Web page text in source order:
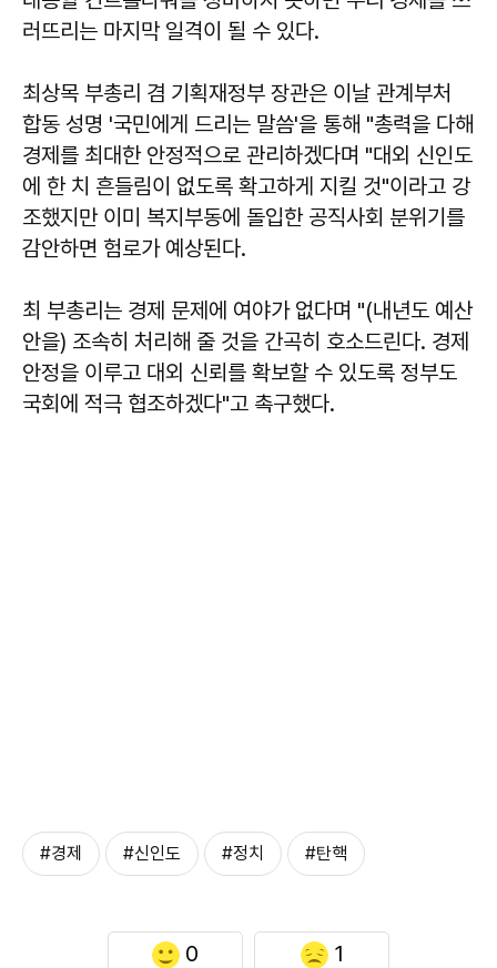
러뜨리는 마지막 일격이 될 수 있다.
최상목 부총리 겸 기획재정부 장관은 이날 관계부처
합동 성명 '국민에게 드리는 말씀'을 통해 "총력을 다해
경제를 최대한 안정적으로 관리하겠다며 "대외 신인도
에 한 치 흔들림이 없도록 확고하게 지킬 것"이라고 강
조했지만 이미 복지부동에 돌입한 공직사회 분위기를
감안하면 험로가 예상된다.
최 부총리는 경제 문제에 여야가 없다며 "(내년도 예산
안을) 조속히 처리해 줄 것을 간곡히 호소드린다. 경제
안정을 이루고 대외 신뢰를 확보할 수 있도록 정부도
국회에 적극 협조하겠다"고 촉구했다.
#경제 #신인도 #정치 #탄핵
0 1